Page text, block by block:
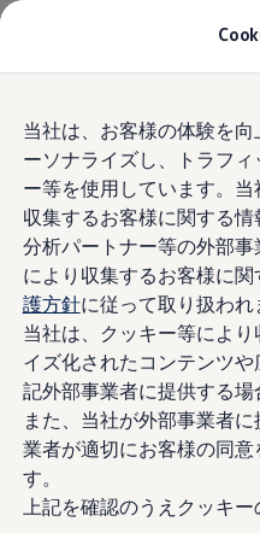
当社は、お客様の体験を
ーソナライズし、トラフ
ー等を使用しています。
収集するお客様に関する情
分析パートナー等の外部
により収集するお客様に
護方針に従って取り扱われ
当社は、クッキー等によ
イズ化されたコンテンツ
記外部事業者に提供する場
また、当社が外部事業者
業者が適切にお客様の同
す。
上記を確認のうえクッキー
main
content
to
footer
モデル＆見積りシミュ
セーフティ マイス
ID. Buzz
T-Cross
Tiguan
Golf
Golf GTI
Golf R
Golf Variant
Golf R Variant
Passat
ID.4
Polo
Polo GTI
Golf Touran
T-Roc
T-Roc R
フォルクスワーゲンマ
キャンペーン/イ
レビュー動画
り扱い
和歌山中央認定中古車
す）は、お客様との健
じて最適な商品・サー
の個人情報の保護が経
ます。このため、当社の
的な取組みを個人情報
定めました。お客様の
内を差し上げます。なお
又はサービスにかかる
関して、別途の個人情
があります。その場合に
をご確認いただきます